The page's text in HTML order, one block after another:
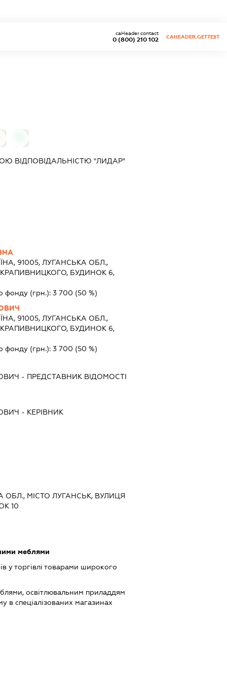
0 (800) 210 102
caHeader.contact
CAHEADER.GETTEST
ВІДПОВІДАЛЬНІСТЮ "ЛИДАР"
91005, ЛУГАНСЬКА ОБЛ.,
БУДИНОК 6,
фонду (грн.): 3 700 (50 %)
91005, ЛУГАНСЬКА ОБЛ.,
БУДИНОК 6,
фонду (грн.): 3 700 (50 %)
- ПРЕДСТАВНИК ВІДОМОСТІ
- КЕРІВНИК
ОБЛ., МІСТО ЛУГАНСЬК, ВУЛИЦЯ
10
меблями
у торгівлі товарами широкого
освітлювальним приладдям
в спеціалізованих магазинах